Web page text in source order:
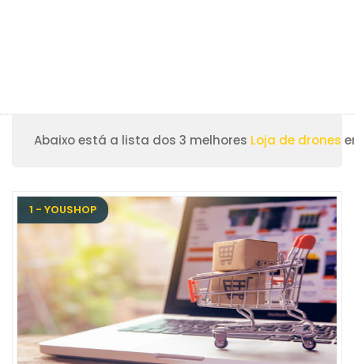
Abaixo está a lista dos 3 melhores Loja de drones
1 - YOUSHOP